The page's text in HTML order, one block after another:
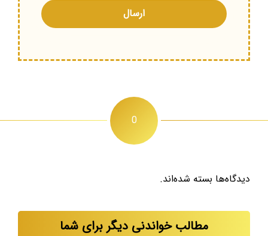
0
دیدگاه‌ها بسته شده‌اند.
مطالب خواندنی دیگر برای شما